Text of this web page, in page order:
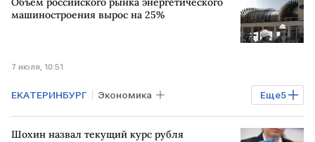
Денис Мантуров
машиностроения вырос на 25%
7 июля, 10:51
Еще5
ЕКАТЕРИНБУРГ Экономика
Промышленность РОССИЯ РФ
Шохин назвал текущий курс рубля